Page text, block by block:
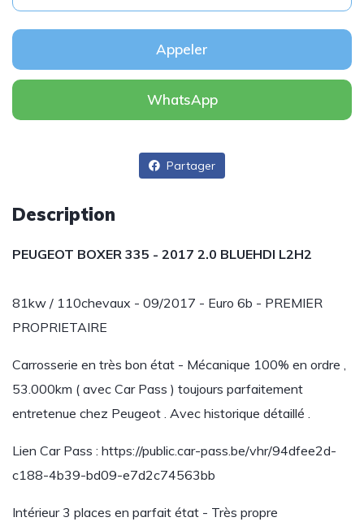
Appeler
WhatsApp
Partager
Description
PEUGEOT BOXER 335 - 2017 2.0 BLUEHDI L2H2
81kw / 110chevaux - 09/2017 - Euro 6b - PREMIER
PROPRIETAIRE
Carrosserie en très bon état - Mécanique 100% en ordre ,
53.000km ( avec Car Pass ) toujours parfaitement
entretenue chez Peugeot . Avec historique détaillé .
Lien Car Pass : https://public.car-pass.be/vhr/94dfee2d-
c188-4b39-bd09-e7d2c74563bb
Intérieur 3 places en parfait état - Très propre